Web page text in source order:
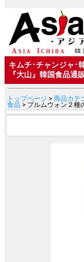
キムチ･チャンジャ･
『大山』韓国食品通
トップページ > 商品カテ
食品 > プルムウォン２種